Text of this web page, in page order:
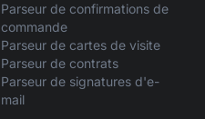
Parseur de confirmations de
commande
Parseur de cartes de visite
Parseur de contrats
Parseur de signatures d'e-
mail